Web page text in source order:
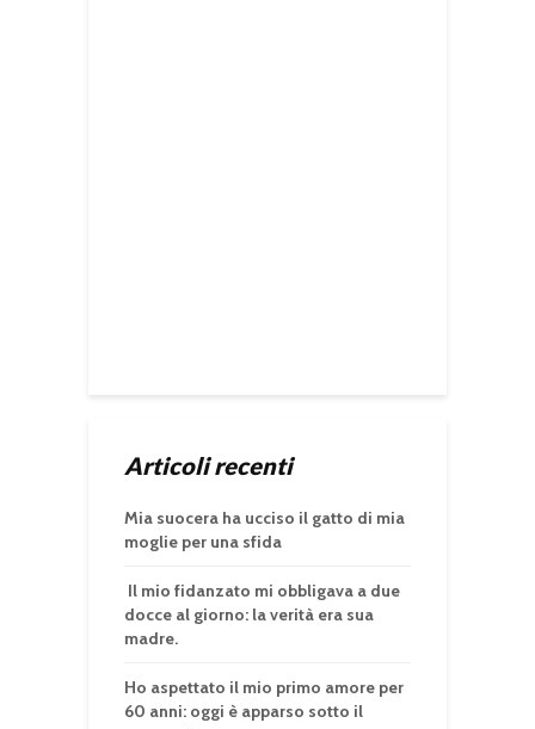
Articoli recenti
Mia suocera ha ucciso il gatto di mia
moglie per una sfida
Il mio fidanzato mi obbligava a due
docce al giorno: la verità era sua
madre.
Ho aspettato il mio primo amore per
60 anni: oggi è apparso sotto il